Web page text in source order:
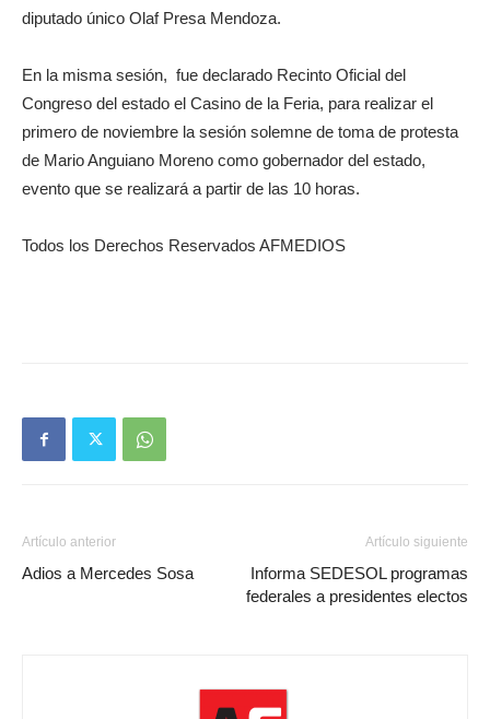
diputado único Olaf Presa Mendoza.
En la misma sesión, fue declarado Recinto Oficial del
Congreso del estado el Casino de la Feria, para realizar el
primero de noviembre la sesión solemne de toma de protesta
de Mario Anguiano Moreno como gobernador del estado,
evento que se realizará a partir de las 10 horas.
Todos los Derechos Reservados AFMEDIOS
Artículo anterior
Adios a Mercedes Sosa
Artículo siguiente
Informa SEDESOL programas
federales a presidentes electos